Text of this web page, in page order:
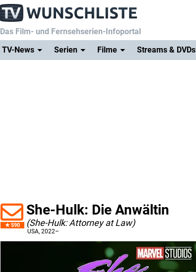
Das Film- und Fernsehserien-Infoportal
TV-News
Serien Filme Streams & DVDs
590
She-Hulk: Die Anwältin
(She-Hulk: Attorney at Law)
USA, 2022–